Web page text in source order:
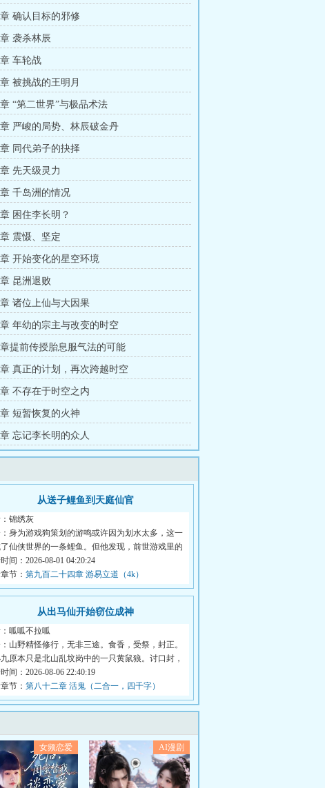
确认目标的邪修
袭杀林辰
车轮战
被挑战的王明月
“第二世界”与极品术法
严峻的局势、林辰破金丹
同代弟子的抉择
先天级灵力
千岛洲的情况
困住李长明？
震慑、坚定
开始变化的星空环境
昆洲退败
诸位上仙与大因果
年幼的宗主与改变的时空
提前传授胎息服气法的可能
真正的计划，再次跨越时空
不存在于时空之内
短暂恢复的火神
忘记李长明的众人
从送子鲤鱼到天庭仙官
锦绣灰
身为游戏狗策划的游鸣或许因为划水太多，这一
仙侠世界的一条鲤鱼。但他发现，前世游戏里的
间：2026-08-01 04:20:24
节： 第九百二十四章 游易立道（4k）
从出马仙开始窃位成神
呱呱不拉呱
山野精怪修行，无非三途。食香，受祭，封正。
原本只是北山乱坟岗中的一只黄鼠狼。讨口封，
间：2026-08-06 22:40:19
节： 第八十二章 活鬼（二合一，四千字）
女频恋爱 AI漫剧